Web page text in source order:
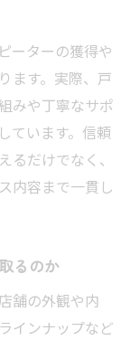
ーターの獲得や
ます。実際、戸
みや丁寧なサポ
ています。信頼
だけでなく、
内容まで一貫し
るのか
舗の外観や内
インナップなど